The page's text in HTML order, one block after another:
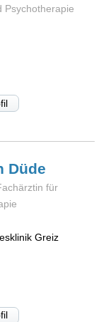
Psychotherapie
Düde
für
Greiz